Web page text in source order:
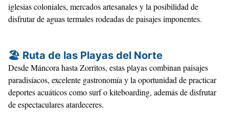
iglesias coloniales, mercados artesanalesy la posibilidad de
disfrutar deaguas termalesrodeadas de paisajes imponentes.
🏖️ Ruta de las Playas del Norte
DesdeMáncora hasta Zorritos, estas playas combinan paisajes
paradisíacos, excelente gastronomía y la oportunidad de practicar
deportes acuáticoscomo surf o kiteboarding, además de disfrutar
deespectaculares atardeceres.